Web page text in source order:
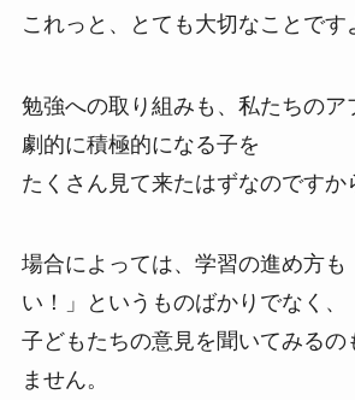
これっと、とても大切なことです
勉強への取り組みも、私たちのア
劇的に積極的になる子を
たくさん見て来たはずなのですか
場合によっては、学習の進め方も
い！」というものばかりでなく、
子どもたちの意見を聞いてみるの
ません。